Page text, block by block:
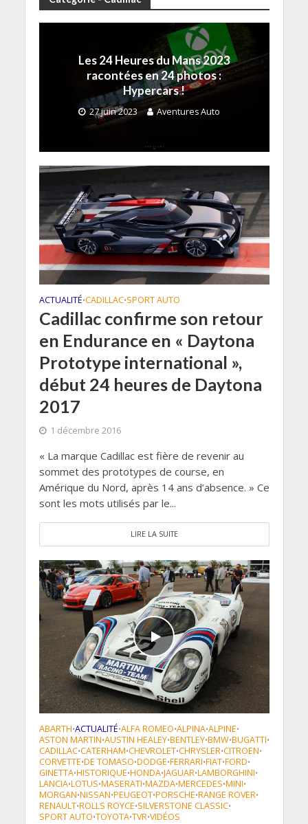
Les 24 Heures du Mans 2023
racontées en 24 photos :
Hypercars !
27 juin 2023 Aventures Auto
ACTUALITÉ•CADILLAC•SPORT AUTO
Cadillac confirme son retour
en Endurance en « Daytona
Prototype international »,
début 24 heures de Daytona
2017
1 décembre 2016
« La marque Cadillac est fière de revenir au
sommet des prototypes de course, en
Amérique du Nord, après 14 ans d’absence. » Ce
sont les mots utilisés par le...
LIRE LA SUITE
ABARTH•ACTUALITÉ•ALFA ROMEO•ALPINA•ALPINE•
ASTON MARTIN•AUSTIN HEALEY•BENTLEY•BMW•BUGATTI•
CADILLAC•CATERHAM•CHEVROLET•CHRYSLER•CITROEN•
CORVETTE•DE TOMASO•DODGE•FERRARI•FIAT•FORD•
GINETTA•HISTORIQUE•HONDA•JAGUAR•LAMBORGHINI•
LANCIA•LOTUS•MASERATI•MAZDA•MERCEDES•MINI•
MORGAN•NISSAN•PEUGEOT•PORSCHE•RANGE ROVER•
RENAULT•ROLLS ROYCE•SILVERSTONE CLASSIC•
SPORT AUTO•TOYOTA•TVR•VIDÉOS